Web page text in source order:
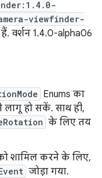
viewfinder-
वर्शन 1.4.0-alpha06
Enums का
हो सकें. साथ ही,
के लिए तय
शामिल करने के लिए,
जोड़ा गया.